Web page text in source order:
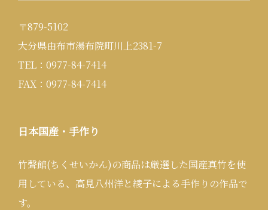
〒879-5102
大分県由布市湯布院町川上2381-7
TEL：0977-84-7414
FAX：0977-84-7414
日本国産・手作り
竹聲館(ちくせいかん)の商品は厳選した国産真竹を使
用している、高見八州洋と綾子による手作りの作品で
す。